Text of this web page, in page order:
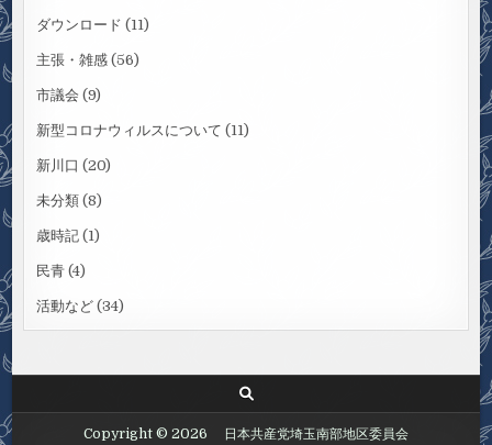
ダウンロード (11)
主張・雑感 (56)
市議会 (9)
新型コロナウィルスについて (11)
新川口 (20)
未分類 (8)
歳時記 (1)
民青 (4)
活動など (34)
Copyright © 2026 日本共産党埼玉南部地区委員会